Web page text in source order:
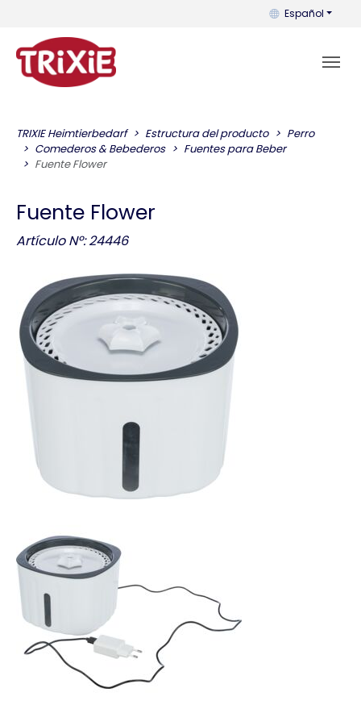
Puedes cambiar
Español
TRIXIE Heimtierbedarf Estructura del producto
Perro
Comederos & Bebederos
Fuentes para Beber
Fuente Flower
Fuente Flower
Artículo Nº: 24446